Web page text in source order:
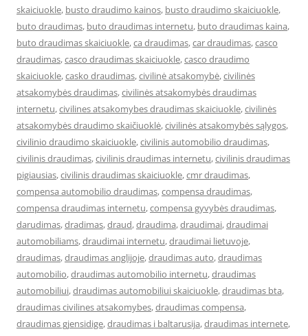
skaiciuokle, busto draudimo kainos, busto draudimo skaiciuokle,
buto draudimas, buto draudimas internetu, buto draudimas kaina,
buto draudimas skaiciuokle,ca draudimas,car draudimas,casco
draudimas,casco draudimas skaiciuokle,casco draudimo
skaiciuokle,casko draudimas,civilinė atsakomybė,civilinės
atsakomybės draudimas,civilinės atsakomybės draudimas
internetu,civilines atsakomybes draudimas skaiciuokle,civilinės
atsakomybės draudimo skaičiuoklė,civilinės atsakomybės sąlygos,
civilinio draudimo skaiciuokle,civilinis automobilio draudimas,
civilinis draudimas,civilinis draudimas internetu,civilinis draudimas
pigiausias,civilinis draudimas skaiciuokle,cmr draudimas,
compensa automobilio draudimas,compensa draudimas,
compensa draudimas internetu,compensa gyvybės draudimas,
darudimas,dradimas,draud,draudima,draudimai,draudimai
automobiliams,draudimai internetu,draudimai lietuvoje,
draudimas,draudimas anglijoje,draudimas auto,draudimas
automobilio,draudimas automobilio internetu,draudimas
automobiliui,draudimas automobiliui skaiciuokle,draudimas bta,
draudimas civilines atsakomybes,draudimas compensa,
draudimas gjensidige,draudimas i baltarusija,draudimas internete,